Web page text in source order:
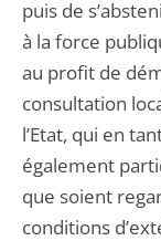
puis de
à la force
au profit de
consultation
l’Etat, qui en
également
que soient
conditions